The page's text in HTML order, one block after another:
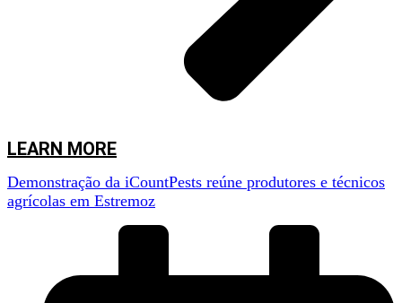
LEARN MORE
Demonstração da iCountPests reúne produtores e técnicos
agrícolas em Estremoz